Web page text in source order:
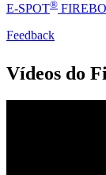
E-SPOT®
Feedback
Vídeos do